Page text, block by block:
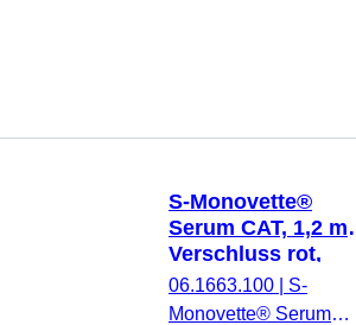
Kunststoffetikett,
Etikett/Druck:
Stück/Karton, steril
S-Monovette®
Serum CAT, 1,2
Verschluss rot,
(LxØ): 66 x 8 mm,
mit
06.1663.100
S-
Monovette® Serum